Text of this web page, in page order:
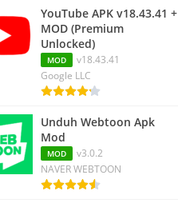
YouTube APK v18.43.41 +
MOD (Premium
Unlocked)
MOD
v18.43.41
Google LLC
Unduh Webtoon Apk
Mod
MOD
v3.0.2
NAVER WEBTOON